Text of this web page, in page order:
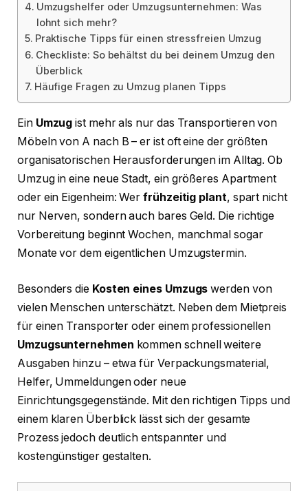
Umzugshelfer oder Umzugsunternehmen: Was
lohnt sich mehr?
Praktische Tipps für einen stressfreien Umzug
Checkliste: So behältst du bei deinem Umzug den
Überblick
Häufige Fragen zu Umzug planen Tipps
Ein Umzug ist mehr als nur das Transportieren von
Möbeln von A nach B – er ist oft eine der größten
organisatorischen Herausforderungen im Alltag. Ob
Umzug in eine neue Stadt, ein größeres Apartment
oder ein Eigenheim: Werfrühzeitig plant, spart nicht
nur Nerven, sondern auch bares Geld. Die richtige
Vorbereitung beginnt Wochen, manchmal sogar
Monate vor dem eigentlichen Umzugstermin.
Besonders die Kosten eines Umzugs werden von
vielen Menschen unterschätzt. Neben dem Mietpreis
für einen Transporter oder einem professionellen
Umzugsunternehmen kommen schnell weitere
Ausgaben hinzu – etwa für Verpackungsmaterial,
Helfer, Ummeldungen oder neue
Einrichtungsgegenstände. Mit den richtigen Tipps und
einem klaren Überblick lässt sich der gesamte
Prozess jedoch deutlich entspannter und
kostengünstiger gestalten.